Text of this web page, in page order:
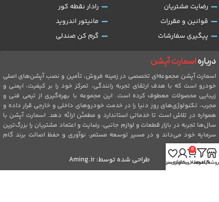
دربارهاسمارت آپشن
اسمارت آپشن مجموعه‌ای تخصصی در زمینه فروش، تأمین و نصب آپشن‌های اصلی
خودرو است که با هدف ارتقای تجربه رانندگی، تمرکز خود را بر کیفیت، ایمنی و
زیبایی محصولات معطوف کرده است. این مجموعه با بهره‌گیری از تیمی فنی و
مجرب، تکنولوژی‌های روز دنیا را در خدمت خودروهای داخلی و خارجی قرار داده و
همواره در تلاش است تا خدماتی استاندارد و مطمئن ارائه دهد. اسمارت آپشن با
سال‌ها تجربه در بازار قطعات و لوازم جانبی، رضایت و اعتماد مشتریان را بزرگ‌ترین
سرمایه خود می‌داند و در مسیر توسعه مستمر، نوآوری و حفظ اصالت برند گام
برمی‌دارد.
رضایت مشتریان
قوانین و مقررات
پیگیری سفارشات
رادار نقطه کور
مانیتور اندروید
گرم کن صندلی
طراحی شده توسط:Aming.ir فیلترها
0
سبد خرید
حساب کاربری من
علاقه مندی